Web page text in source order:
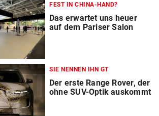
FEST IN CHINA-HAND?
Das erwartet uns heuer
auf dem Pariser Salon
SIE NENNEN IHN GT
Der erste Range Rover, der
ohne SUV-Optik auskommt